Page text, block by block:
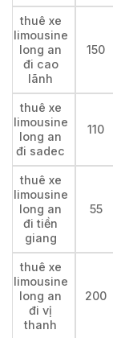
thuê xe
limousine
long an
đi cao
lãnh
150
thuê xe
limousine
long an
đi sadec
110
thuê xe
limousine
long an
đi tiền
giang
55
thuê xe
limousine
long an
đi vị
thanh
200